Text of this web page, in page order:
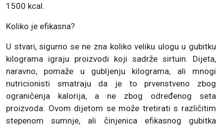
1500 kcal.
Koliko je efikasna?
U stvari, sigurno se ne zna koliko veliku ulogu u gubitku
kilograma igraju proizvodi koji sadrže sirtuin. Dijeta,
naravno, pomaže u gubljenju kilograma, ali mnogi
nutricionisti smatraju da je to prvenstveno zbog
ograničenja kalorija, a ne zbog određenog seta
proizvoda. Ovom dijetom se može tretirati s različitim
stepenom sumnje, ali činjenica efikasnog gubitka